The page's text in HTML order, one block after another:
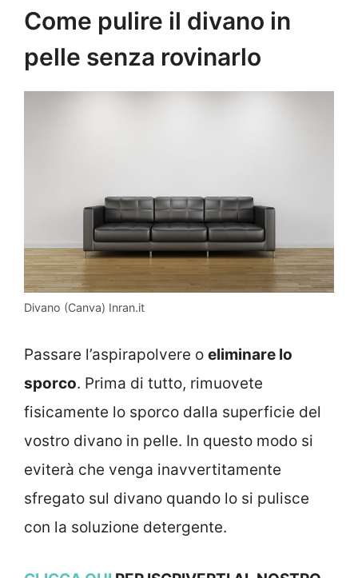
Come pulire il divano in
pelle senza rovinarlo
Divano (Canva) Inran.it
Passare l’aspirapolvere o eliminare lo
sporco. Prima di tutto, rimuovete
fisicamente lo sporco dalla superficie del
vostro divano in pelle. In questo modo si
eviterà che venga inavvertitamente
sfregato sul divano quando lo si pulisce
con la soluzione detergente.